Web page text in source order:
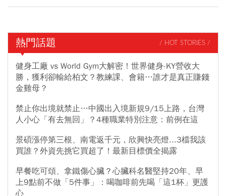
熱門話題 / HOT STORIES /
健身工廠 vs World Gym大解密！世界健身-KY營收大
勝，獲利卻輸給柏文？教練課、會籍…誰才是真正賺錢
金雞母？
禁止你出境就禁止…中國出入境新規9/15上路，台灣
人小心「有去無回」？4種職業特別注意：前例在這
景碩漲停第三根、南電返千元，欣興快亮燈...3檔我該
買誰？外資先挑它買超了！最新目標價全揭露
早餐吃可頌、拿鐵傷心臟？心臟科名醫堅持20年、早
上9點前不做「5件事」：喝咖啡前先喝「這1杯」更護
心